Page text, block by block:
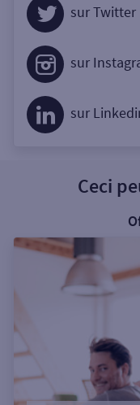
sur Twitter
sur
sur
Ceci